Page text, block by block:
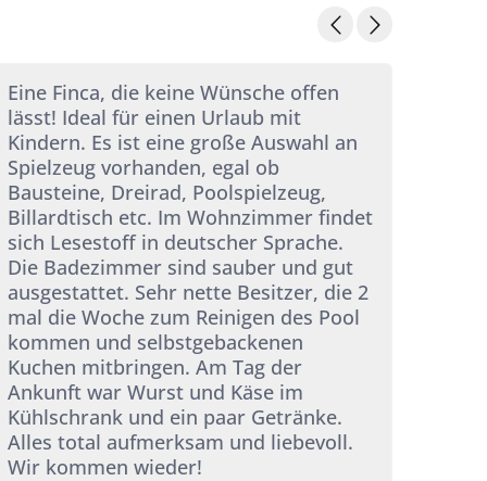
Eine Finca, die keine Wünsche offen
lässt! Ideal für einen Urlaub mit
Kindern. Es ist eine große Auswahl an
Spielzeug vorhanden, egal ob
Bausteine, Dreirad, Poolspielzeug,
Billardtisch etc. Im Wohnzimmer findet
sich Lesestoff in deutscher Sprache.
Die Badezimmer sind sauber und gut
ausgestattet. Sehr nette Besitzer, die 2
mal die Woche zum Reinigen des Pool
kommen und selbstgebackenen
Kuchen mitbringen. Am Tag der
Ankunft war Wurst und Käse im
Kühlschrank und ein paar Getränke.
Alles total aufmerksam und liebevoll.
Wir kommen wieder!